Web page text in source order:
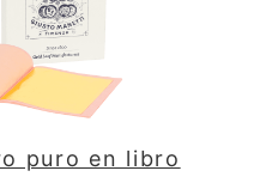
puro en libro